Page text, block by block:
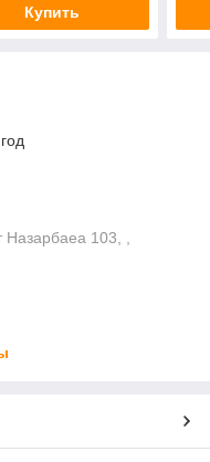
Купить
Назарбаеа 103, ,